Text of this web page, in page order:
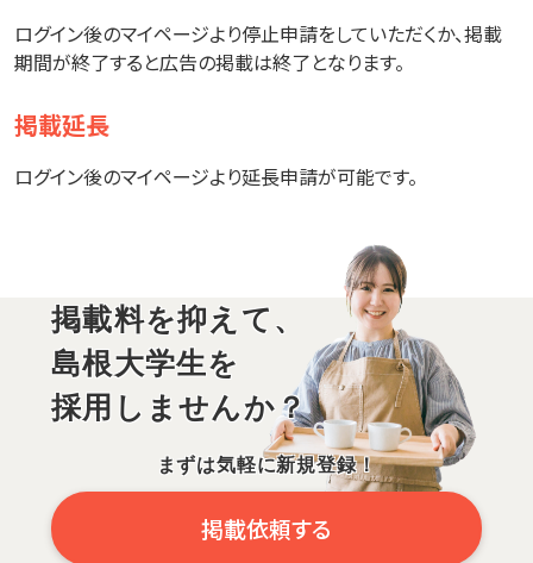
ログイン後のマイページより停止申請をしていただくか、掲載
期間が終了すると広告の掲載は終了となります。
掲載延長
ログイン後のマイページより延長申請が可能です。
掲載料を抑えて、
島根大学生を
採用しませんか？
まずは気軽に新規登録！
掲載依頼する